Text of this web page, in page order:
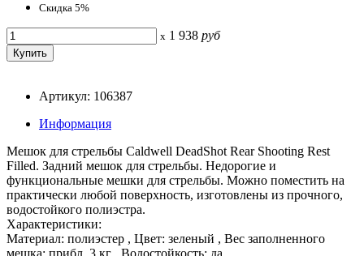
Скидка 5%
x 1 938 руб
Артикул: 106387
Информация
Мешок для стрельбы Caldwell DeadShot Rear Shooting Rest
Filled. Задний мешок для стрельбы. Недорогие и
функциональные мешки для стрельбы. Можно поместить на
практически любой поверхность, изготовлены из прочного,
водостойкого полиэстра.
Характеристики:
Материал: полиэстер , Цвет: зеленый , Вес заполненного
мешка: прибл. 3 кг , Водостойкость: да.